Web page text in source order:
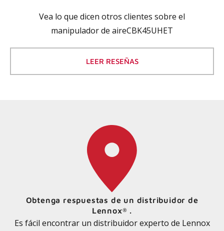
Vea lo que dicen otros clientes sobre el
manipulador de aireCBK45UHET
LEER RESEÑAS
Obtenga respuestas de un distribuidor de
Lennox® .
Es fácil encontrar un distribuidor experto de Lennox